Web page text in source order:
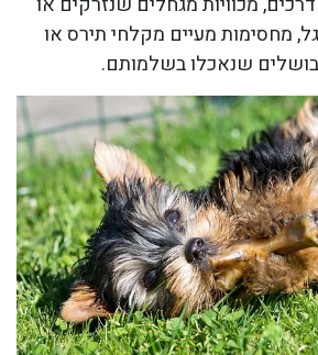
מחסימות מעיים מקלחי תירס או
שנאכלו בשלמותם.